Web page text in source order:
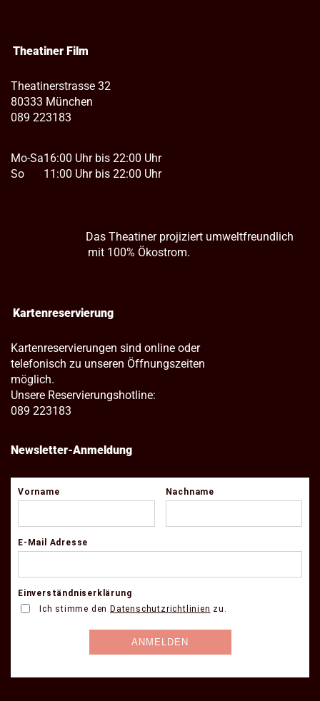
Theatiner Film
Theatinerstrasse 32
80333 München
089 223183
Mo-Sa
So
16:00 Uhr bis 22:00 Uhr
11:00 Uhr bis 22:00 Uhr
Das Theatiner projiziert umweltfreundlich
mit 100% Ökostrom.
Kartenreservierung
Kartenreservierungen sind online oder
telefonisch zu unseren Öffnungszeiten
möglich.
Unsere Reservierungshotline:
089 223183
Newsletter-Anmeldung